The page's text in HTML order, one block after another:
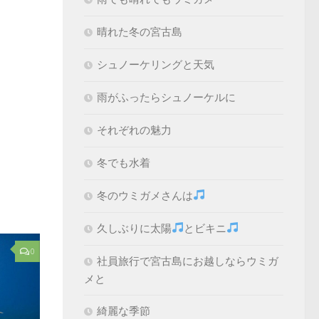
0
晴れた冬の宮古島
シュノーケリングと天気
雨がふったらシュノーケルに
それぞれの魅力
冬でも水着
冬のウミガメさんは
久しぶりに太陽 とビキニ
社員旅行で宮古島にお越しならウミガ
メと
綺麗な季節